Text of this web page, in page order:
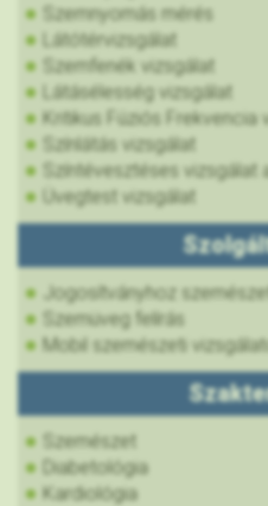
Szemnyomás mérés
Látótérvizsgálat
Szemfenék vizsgálat
Látásélesség vizsgálat
Kritikus Fúziós Frekvencia
Színlátás vizsgálat
Színtévesztéses
Üvegtest vizsgálat
Jogosítványhoz
Szemüveg felírás
Mobil szemészeti
Szemészet
Diabetológia
Kardiológia